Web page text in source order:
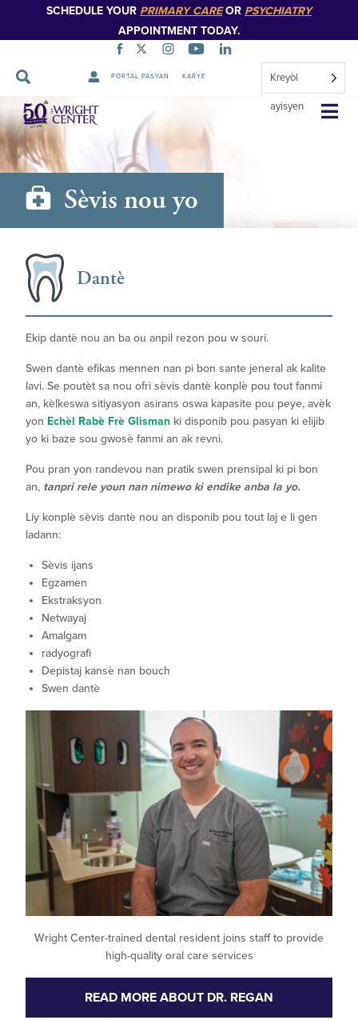
SCHEDULE YOUR PRIMARY CAREOR PSYCHIATRY
APPOINTMENT TODAY.
PORTAL PASYAN KARYE Kreyòl
ayisyen
Sote
Navigasyon
Sèvis nou yo
Dantè
Ekip dantè nou an ba ou anpil rezon pou w souri.
Swen dantè efikas mennen nan pi bon sante jeneral ak kalite
lavi. Se poutèt sa nou ofri sèvis dantè konplè pou tout fanmi
an, kèlkeswa sitiyasyon asirans oswa kapasite pou peye, avèk
yon Echèl Rabè Frè Glisman ki disponib pou pasyan ki elijib
yo ki baze sou gwosè fanmi an ak revni.
Pou pran yon randevou nan pratik swen prensipal ki pi bon
an, tanpri rele youn nan nimewo ki endike anba la yo.
Liy konplè sèvis dantè nou an disponib pou tout laj e li gen
ladann:
Sèvis ijans
Egzamen
Ekstraksyon
Netwayaj
Amalgam
radyografi
Depistaj kansè nan bouch
Swen dantè
Wright Center-trained dental resident joins staff to provide
high-quality oral care services
READ MORE ABOUT DR. REGAN